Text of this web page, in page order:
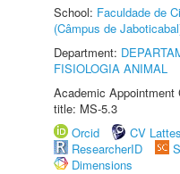
School: Faculdade de
(Câmpus de
Department:
FISIOLOGIA ANIMAL
Academic Appointment
title: MS-5.3
Orcid
CV Lattes
ResearcherID
Dimensions